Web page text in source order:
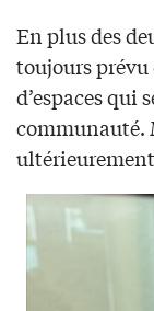
En plus des
toujours
d’espaces qui
communauté.